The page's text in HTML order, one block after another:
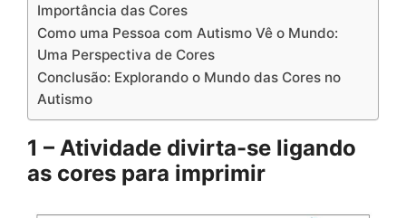
Importância das Cores
Como uma Pessoa com Autismo Vê o Mundo:
Uma Perspectiva de Cores
Conclusão: Explorando o Mundo das Cores no
Autismo
1 – Atividade divirta-se ligando
as cores para imprimir